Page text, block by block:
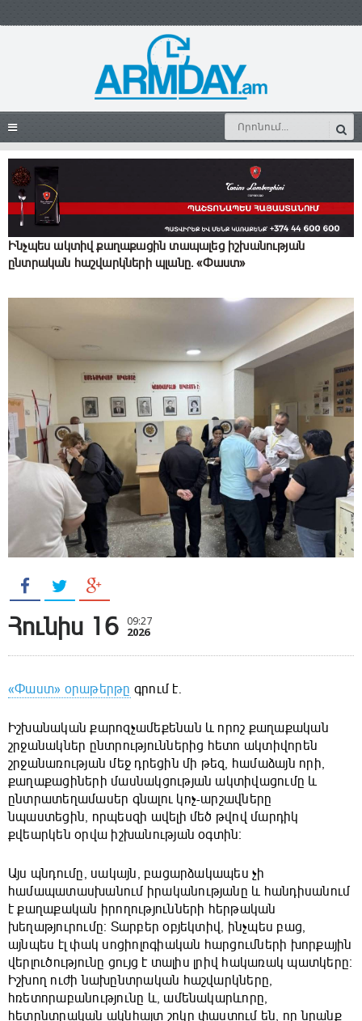
Ինչպես ակտիվ քաղաքացին տապալեց իշխանության
ընտրական հաշվարկների պլանը. «Փաստ»
Հունիս 16 09:27
2026
«Փաստ» օրաթերթը գրում է.
Իշխանական քարոզչամեքենան և որոշ քաղաքական
շրջանակներ ընտրություններից հետո ակտիվորեն
շրջանառության մեջ դրեցին մի թեզ, համաձայն որի,
քաղաքացիների մասնակցության ակտիվացումը և
ընտրատեղամասեր գնալու կոչ-արշավները
նպաստեցին, որպեսզի ավելի մեծ թվով մարդիկ
քվեարկեն օրվա իշխանության օգտին։
Այս պնդումը, սակայն, բացարձակապես չի
համապատասխանում իրականությանը և հանդիսանում
է քաղաքական իրողությունների հերթական
խեղաթյուրումը։ Տարբեր օբյեկտիվ, ինչպես բաց,
այնպես էլ փակ սոցիոլոգիական հարցումների խորքային
վերլուծությունը ցույց է տալիս լրիվ հակառակ պատկերը։
Իշխող ուժի նախընտրական հաշվարկները,
հռետորաբանությունը և, ամենակարևորը,
հետընտրական ակնհայտ շոկը փաստում են, որ նրանք